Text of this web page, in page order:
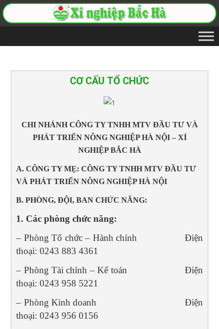
CƠ CẤU TỔ CHỨC
CHI NHÁNH CÔNG TY TNHH MTV ĐẦU TƯ VÀ
PHÁT TRIỂN NÔNG NGHIỆP HÀ NỘI – XÍ
NGHIỆP BẮC HÀ
A. CÔNG TY MẸ: CÔNG TY TNHH MTV ĐẦU TƯ
VÀ PHÁT TRIỂN NÔNG NGHIỆP HÀ NỘI
B. PHÒNG, ĐỘI, BAN CHỨC NĂNG:
1. Các phòng chức năng:
– Phòng Tổ chức – Hành chính Điện
thoại: 0243 883 4361
– Phòng Tài chính – Kế toán Điện
thoại: 0243 958 5221
– Phòng Kinh doanh Điện
thoại: 0243 956 0156